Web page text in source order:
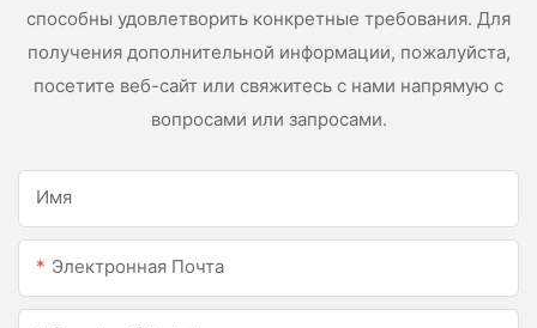
способны удовлетворить конкретные требования. Для
получения дополнительной информации, пожалуйста,
посетите веб-сайт или свяжитесь с нами напрямую с
вопросами или запросами.
Имя
Электронная Почта